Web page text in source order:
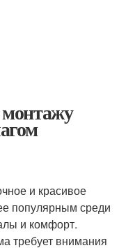
монтажу
и красивое
популярным среди
и комфорт.
требует внимания